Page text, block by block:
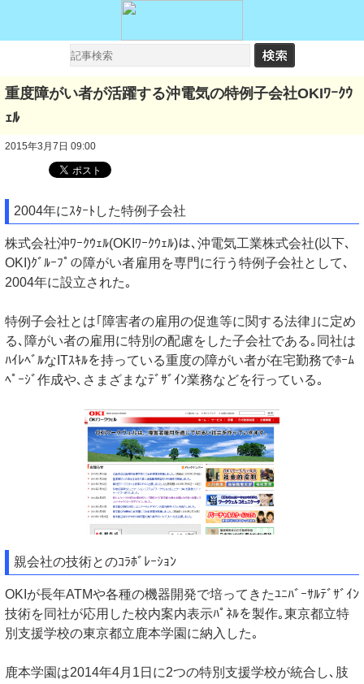
重度障がい者が活躍する沖電気の特例子会社OKIﾜｰｸｳ
ｪﾙ
2015年3月7日 09:00
2004年にｽﾀｰﾄした特例子会社
株式会社沖ﾜｰｸｳｪﾙ(OKIﾜｰｸｳｪﾙ)は､沖電気工業株式会社(以下､
OKI)ｸﾞﾙｰﾌﾟの障がい者雇用を専門に行う特例子会社として､
2004年に設立された｡
特例子会社とは｢障害者の雇用の促進等に関する法律｣に定め
る､障がい者の雇用に特別の配慮をした子会社である｡同社は
ﾊｲﾚﾍﾞﾙなITｽｷﾙを持っている重度の障がい者が在宅勤務でﾎｰﾑ
ﾍﾟｰｼﾞ作成や､さまざまなﾃﾞｻﾞｲﾝ業務などを行っている｡
親会社の技術とのｺﾗﾎﾞﾚｰｼｮﾝ
OKIが長年ATMや各種の機器開発で培ってきたﾕﾆﾊﾞｰｻﾙﾃﾞｻﾞｲﾝ
技術を同社が応用した校内案内表示ﾊﾟﾈﾙを製作｡東京都立特
別支援学校の東京都立鹿本学園に納入した｡
鹿本学園は2014年4月1日に2つの特別支援学校が統合し､肢